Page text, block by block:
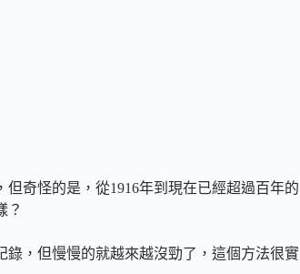
奇怪的是，從1916年到現在已經超過百年的
？
，但慢慢的就越來越沒勁了，這個方法很實